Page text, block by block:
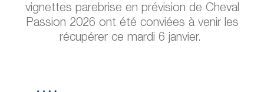
vignettes parebrise en prévision de Cheval
Passion 2026 ont été conviées à venir les
récupérer ce mardi 6 janvier.